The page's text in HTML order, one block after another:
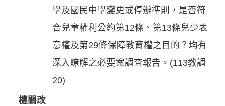
學及國民中學變更或停辦準則，是否符
合兒童權利公約第12條、第13條兒少表
意權及第29條保障教育權之目的？均有
深入瞭解之必要案調查報告。(113教調
20)
機關改